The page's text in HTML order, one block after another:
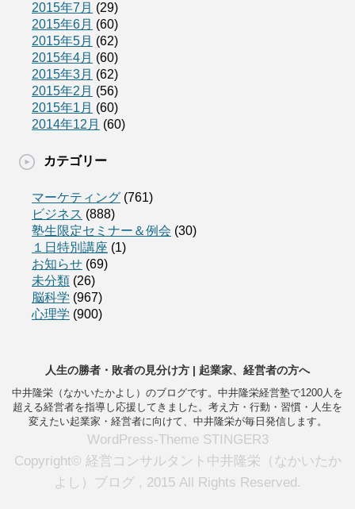
2015年7月 (29)
2015年6月 (60)
2015年5月 (62)
2015年4月 (60)
2015年3月 (62)
2015年2月 (56)
2015年1月 (60)
2014年12月 (60)
カテゴリー
マーケティング (761)
ビジネス (888)
塾生限定セミナー＆例会 (30)
１日特別講座 (1)
お知らせ (69)
未分類 (26)
脳科学 (967)
心理学 (900)
人生の勝者・敗者の見分け方 | 起業家、経営者の方へ
中井隆栄（なかいたかよし）のブログです。中井隆栄経営塾で1200人を
超える経営者を指導し応援してきました。考え方・行動・習慣・人生を
変えたい起業家・経営者に向けて、中井隆栄が毎日発信します。
WordPress-Theme STINGER3
Copyright© 経営コンサルタント中井隆栄（なかいたか
よし）ブログ , 2015 All Rights Reserved.